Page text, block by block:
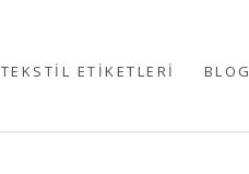
TEKSTİL ETİKETLERİ BLOG